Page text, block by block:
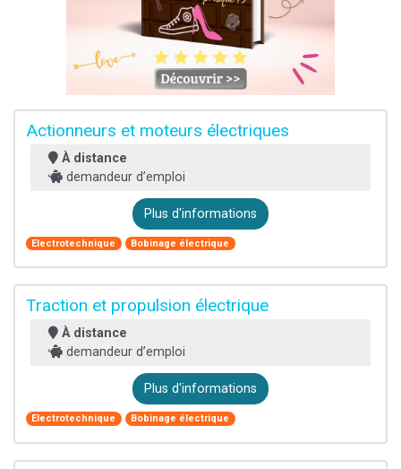
Actionneurs et moteurs électriques
À distance
demandeur d’emploi
Plus d'informations
Electrotechnique Bobinage électrique
Traction et propulsion électrique
À distance
demandeur d’emploi
Plus d'informations
Electrotechnique Bobinage électrique